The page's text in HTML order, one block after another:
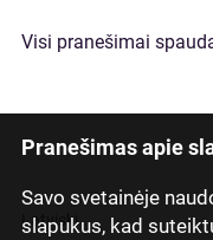
Pranešimas apie
Savo svetainėje
slapukus, kad
Visi pranešimai
Latviski